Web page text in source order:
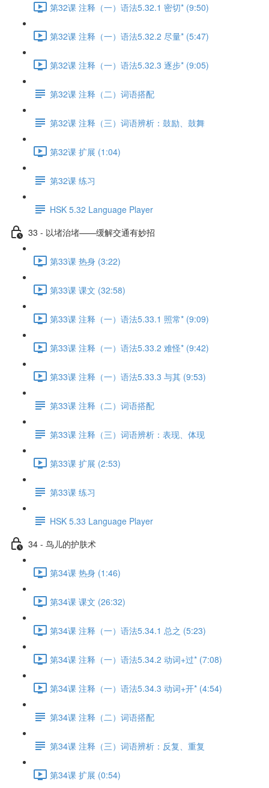
第32课 注释（一）语法5.32.1 密切* (9:50)
第32课 注释（一）语法5.32.2 尽量* (5:47)
第32课 注释（一）语法5.32.3 逐步* (9:05)
第32课 注释（二）词语搭配
第32课 注释（三）词语辨析：鼓励、鼓舞
第32课 扩展 (1:04)
第32课 练习
HSK 5.32 Language Player
33 - 以堵治堵——缓解交通有妙招
第33课 热身 (3:22)
第33课 课文 (32:58)
第33课 注释（一）语法5.33.1 照常* (9:09)
第33课 注释（一）语法5.33.2 难怪* (9:42)
第33课 注释（一）语法5.33.3 与其 (9:53)
第33课 注释（二）词语搭配
第33课 注释（三）词语辨析：表现、体现
第33课 扩展 (2:53)
第33课 练习
HSK 5.33 Language Player
34 - 鸟儿的护肤术
第34课 热身 (1:46)
第34课 课文 (26:32)
第34课 注释（一）语法5.34.1 总之 (5:23)
第34课 注释（一）语法5.34.2 动词+过* (7:08)
第34课 注释（一）语法5.34.3 动词+开* (4:54)
第34课 注释（二）词语搭配
第34课 注释（三）词语辨析：反复、重复
第34课 扩展 (0:54)